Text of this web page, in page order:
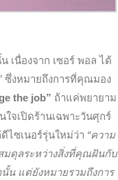
เนื่องจาก เซอร์ พอล ได้
ซึ่งหมายถึงการที่คุณมอง
the job” ถ้าแค่พยายาม
ใจเปิดร้านเฉพาะวันศุกร์
ไซเนอร์รุ่นใหม่ว่า “ความ
มดุลระหว่างสิ่งที่คุณฝันกับ
น แต่ยังหมายรวมถึงการ